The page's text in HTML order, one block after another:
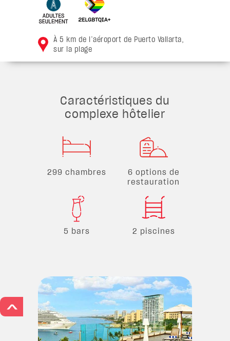
À 5 km de l’aéroport de Puerto Vallarta,
sur la plage
Caractéristiques du
complexe hôtelier
299 chambres
6 options de
restauration
5 bars 2 piscines